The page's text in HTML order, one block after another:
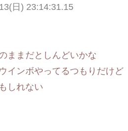
日) 23:14:31.15
ままだとしんどいかな
インボやってるつもりだけど
しれない